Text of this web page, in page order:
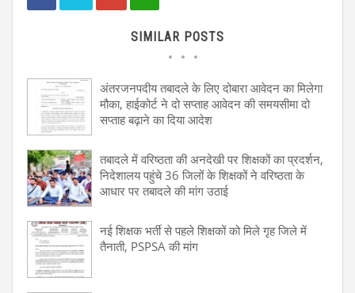
SIMILAR POSTS
अंतरजनपदीय तबादले के लिए दोबारा आवेदन का मिलेगा
मौका, हाईकोर्ट ने दो सप्ताह आवेदन की समयसीमा दो
सप्ताह बढ़ाने का दिया आदेश
तबादले में वरिष्ठता की अनदेखी पर शिक्षकों का प्रदर्शन,
निदेशालय पहुंचे 36 जिलों के शिक्षकों ने वरिष्ठता के
आधार पर तबादले की मांग उठाई
नई शिक्षक भर्ती से पहले शिक्षकों को मिले गृह जिले में
तैनाती, PSPSA की मांग